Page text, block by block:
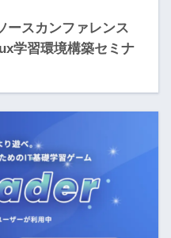
ースカンファレンス
学習環境構築セミナ